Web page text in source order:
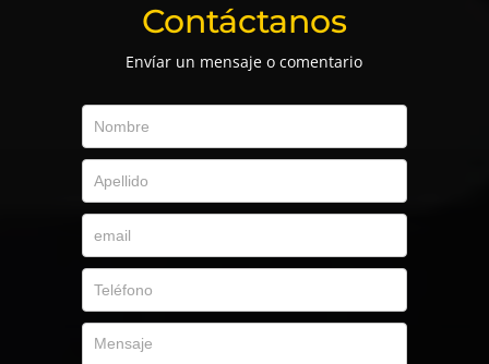
Contáctanos
Envíar un mensaje o comentario